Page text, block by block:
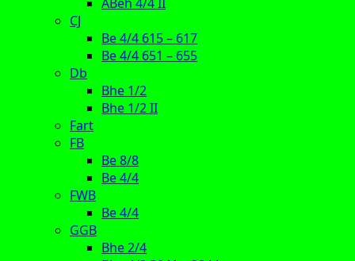
CJ
Be 4/4 615 – 617
Be 4/4 651 – 655
Db
Bhe 1/2
Bhe 1/2 II
Fart
FB
Be 8/8
Be 4/4
FWB
Be 4/4
GGB
Bhe 2/4